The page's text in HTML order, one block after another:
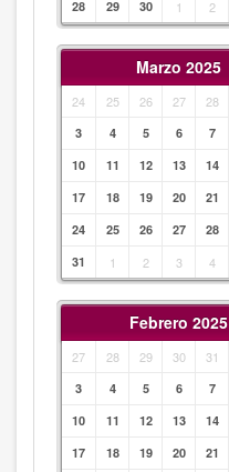
28
29 30 1 2
Marzo 2025
24 25 26 27 28
3
4 5 6 7
10
11 12 13 14
17
18 19 20 21
24
25 26 27 28
31
1 2 3 4
Febrero 2025
27 28 29 30 31
3
4 5 6 7
10
11 12 13 14
17
18 19 20 21